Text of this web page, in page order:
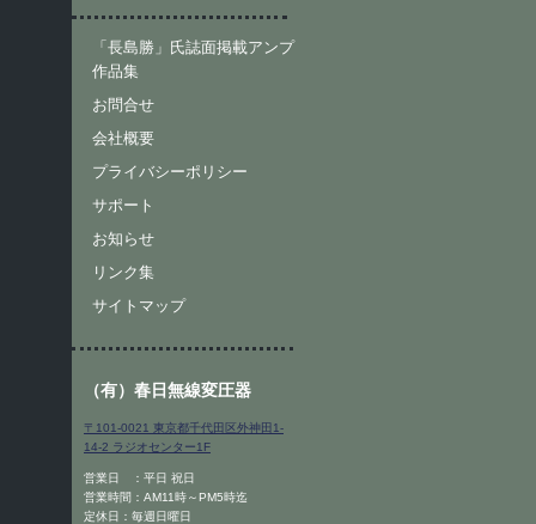
「長島勝」氏誌面掲載アンプ
作品集
お問合せ
会社概要
プライバシーポリシー
サポート
お知らせ
リンク集
サイトマップ
（有）春日無線変圧器
〒101-0021 東京都千代田区外神田1-
14-2 ラジオセンター1F
営業日 ：平日 祝日
営業時間：AM11時～PM5時迄
定休日：毎週日曜日